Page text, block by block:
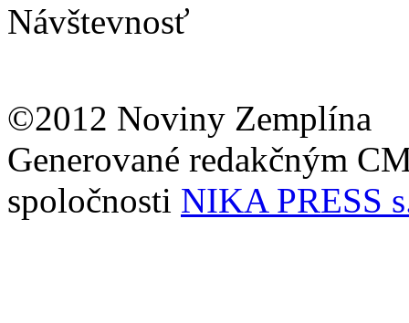
Návštevnosť
©2012 Noviny Zemplína
Generované redakčným
spoločnosti NIKA PRESS